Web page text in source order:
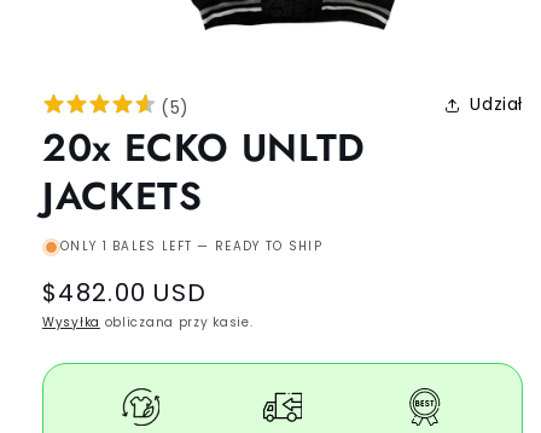
(5) Udział
20x ECKO UNLTD
JACKETS
ONLY 1 BALES LEFT — READY TO SHIP
Regular
price
$482.00 USD
Wysyłka obliczana przy kasie.